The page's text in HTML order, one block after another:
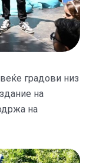
градови низ
на
на